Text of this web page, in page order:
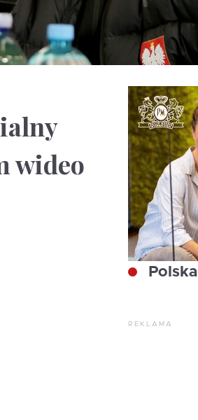
wideo
Polska
REKLAMA